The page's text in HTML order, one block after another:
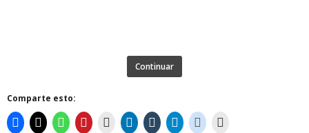
Continuar
Comparte esto: